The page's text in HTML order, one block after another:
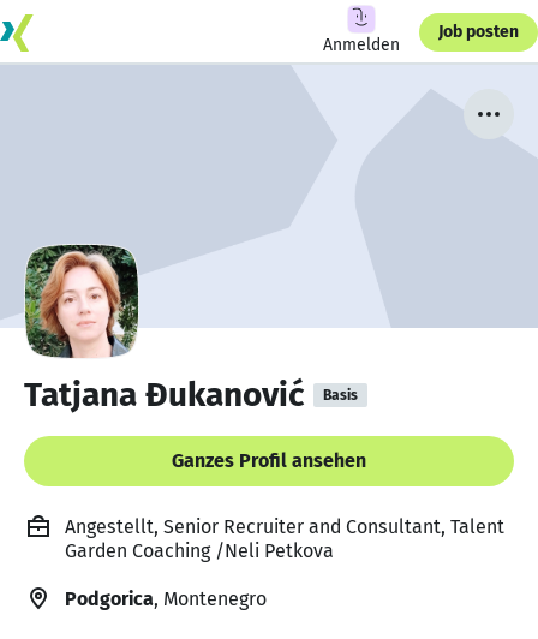
Anmelden
Job posten
Tatjana Đukanović Basis
Ganzes Profil ansehen
Angestellt, Senior Recruiter and Consultant, Talent
Garden Coaching /Neli Petkova
Podgorica, Montenegro